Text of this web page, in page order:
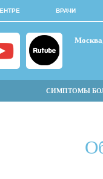
ВРАЧИ
СИМПТОМЫ